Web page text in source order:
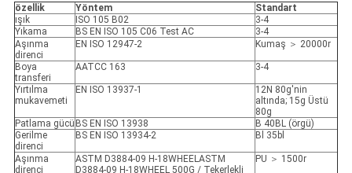
özellik Yöntem
Standart
ışık
ISO 105 B02
3-4
Yıkama
BS EN ISO 105 C06 Test AC
3-4
Aşınma
direnci
EN ISO 12947-2 Kumaş ＞ 20000r
Boya
transferi
AATCC 163 3-4
Yırtılma
mukavemeti
EN ISO 13937-1
12N 80g'nin
altında; 15g Üstü
80g
Patlama gücü BS EN ISO 13938
B 40BL (örgü)
Gerilme
direnci
BS EN ISO 13934-2 Bl 35bl
Aşınma
direnci
ASTM D3884-09 H-18WHEELASTM
D3884-09 H-18WHEEL 500G / Tekerlekli
PU ＞ 1500r